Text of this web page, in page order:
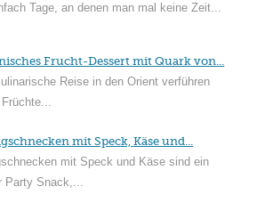
Tage, an denen man mal keine Zeit...
Frucht-Dessert mit Quark von...
Reise in den Orient verführen
mit Speck, Käse und...
mit Speck und Käse sind ein
Party Snack,...